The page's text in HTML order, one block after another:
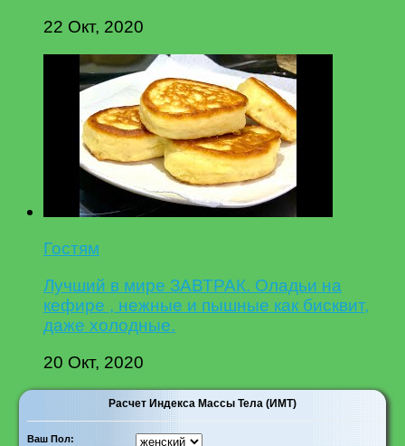
22 Окт, 2020
Гостям
Лучший в мире ЗАВТРАК. Оладьи на
кефире , нежные и пышные как бисквит,
даже холодные.
20 Окт, 2020
Расчет Индекса Массы Тела (ИМТ)
Ваш Пол: